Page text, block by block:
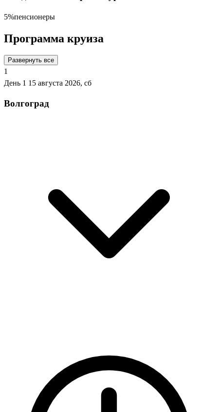
5%пенсионеры
Программа круиза
Развернуть все
1
День 1 15 августа 2026, сб
Волгоград